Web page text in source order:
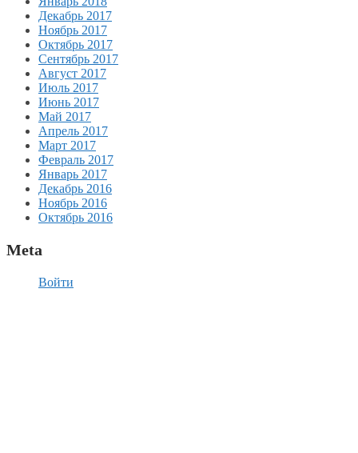
Декабрь 2017
Ноябрь 2017
Октябрь 2017
Сентябрь 2017
Август 2017
Июль 2017
Июнь 2017
Май 2017
Апрель 2017
Март 2017
Февраль 2017
Январь 2017
Декабрь 2016
Ноябрь 2016
Октябрь 2016
Meta
Войти